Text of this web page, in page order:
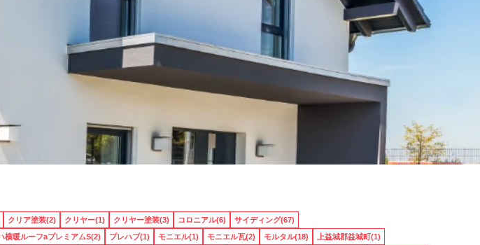
クリア塗装(2) クリヤー(1) クリヤー塗装(3) コロニアル(6)
サイディング(67)
横暖ルーフaプレミアムS(2) プレハブ(1) モニエル(1) モニエル瓦(2) モルタル(18)
上益城郡益城町(1)